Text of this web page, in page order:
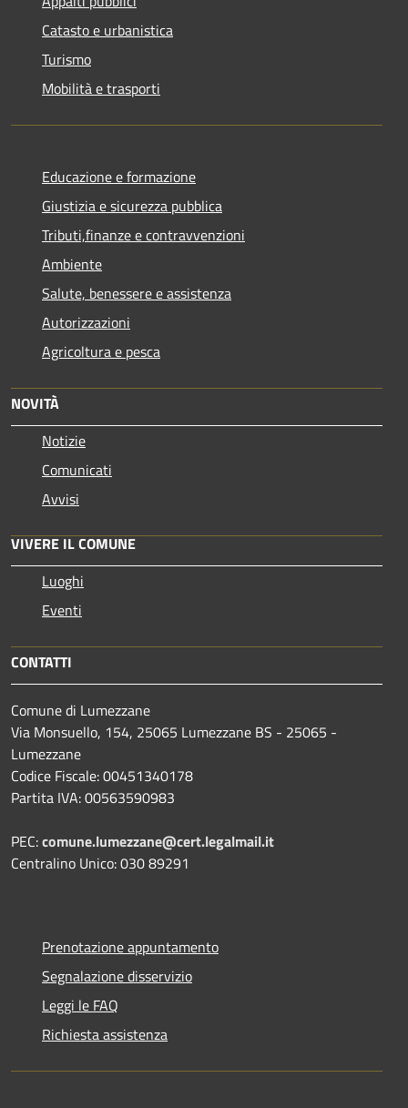
Catasto e urbanistica
Turismo
Mobilità e trasporti
Educazione e formazione
Giustizia e sicurezza pubblica
Tributi,finanze e contravvenzioni
Ambiente
Salute, benessere e assistenza
Autorizzazioni
Agricoltura e pesca
NOVITÀ
Notizie
Comunicati
Avvisi
VIVERE IL COMUNE
Luoghi
Eventi
CONTATTI
Comune di Lumezzane
Via Monsuello, 154, 25065 Lumezzane BS - 25065 -
Lumezzane
Codice Fiscale: 00451340178
Partita IVA: 00563590983
PEC:comune.lumezzane@cert.legalmail.it
Centralino Unico: 030 89291
Prenotazione appuntamento
Segnalazione disservizio
Leggi le FAQ
Richiesta assistenza